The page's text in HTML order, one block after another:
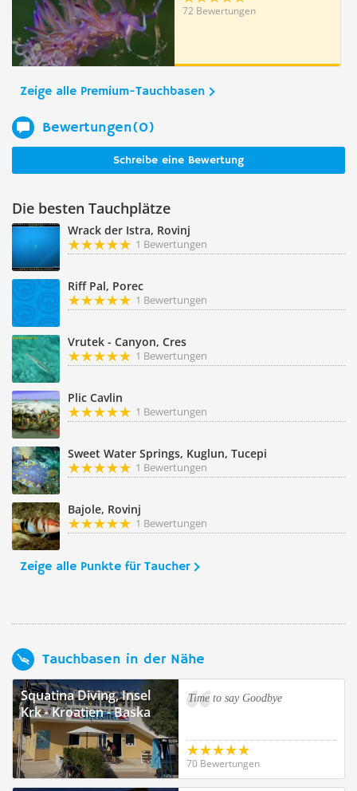
72 Bewertungen
Zeige alle Premium-Tauchbasen
Bewertungen(0)
Schreibe eine Bewertung
Die besten Tauchplätze
Wrack der Istra, Rovinj
1 Bewertungen
Riff Pal, Porec
1 Bewertungen
Vrutek - Canyon, Cres
1 Bewertungen
Plic Cavlin
1 Bewertungen
Sweet Water Springs, Kuglun, Tucepi
1 Bewertungen
Bajole, Rovinj
1 Bewertungen
Zeige alle Punkte für Taucher
Tauchbasen in der Nähe
Squatina Diving, Insel
Krk - Kroatien - Baska
Time to say Goodbye
70 Bewertungen